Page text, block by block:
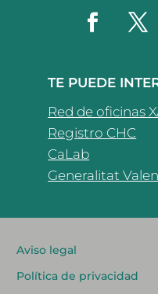
TE PUEDE
Red de oficinas
Registro CHC
CaLab
Generalitat
Aviso legal
Política de privacidad